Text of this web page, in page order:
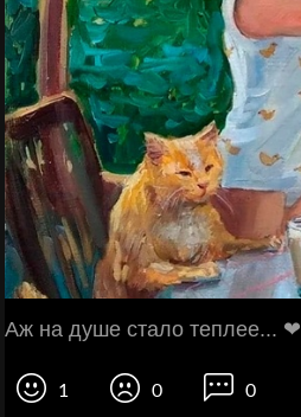
Аж на душе стало теплее... ❤
1 0 0